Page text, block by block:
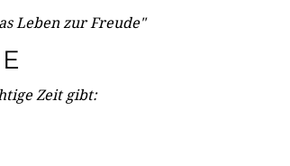
Leben zur Freude"
Zeit gibt: